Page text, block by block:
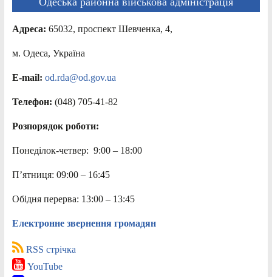
Адреса: 65032, проспект Шевченка, 4,
м. Одеса, Україна
E-mail: od.rda@od.gov.ua
Телефон: (048) 705-41-82
Розпорядок роботи:
Понеділок-четвер: 9:00 – 18:00
П’ятниця: 09:00 – 16:45
Обідня перерва: 13:00 – 13:45
Електронне звернення громадян
RSS стрічка
YouTube